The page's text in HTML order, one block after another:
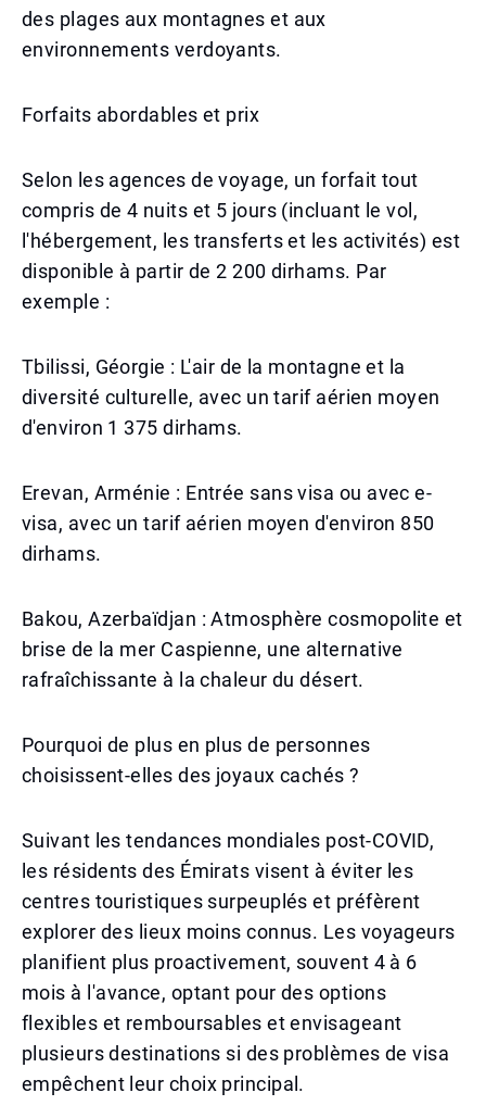
des plages aux montagnes et aux
environnements verdoyants.
Forfaits abordables et prix
Selon les agences de voyage, un forfait tout
compris de 4 nuits et 5 jours (incluant le vol,
l'hébergement, les transferts et les activités) est
disponible à partir de 2 200 dirhams. Par
exemple :
Tbilissi, Géorgie : L'air de la montagne et la
diversité culturelle, avec un tarif aérien moyen
d'environ 1 375 dirhams.
Erevan, Arménie : Entrée sans visa ou avec e-
visa, avec un tarif aérien moyen d'environ 850
dirhams.
Bakou, Azerbaïdjan : Atmosphère cosmopolite et
brise de la mer Caspienne, une alternative
rafraîchissante à la chaleur du désert.
Pourquoi de plus en plus de personnes
choisissent-elles des joyaux cachés ?
Suivant les tendances mondiales post-COVID,
les résidents des Émirats visent à éviter les
centres touristiques surpeuplés et préfèrent
explorer des lieux moins connus. Les voyageurs
planifient plus proactivement, souvent 4 à 6
mois à l'avance, optant pour des options
flexibles et remboursables et envisageant
plusieurs destinations si des problèmes de visa
empêchent leur choix principal.